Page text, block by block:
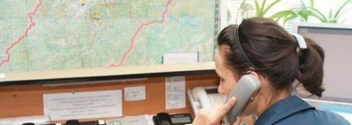
Перейти к основному содержанию